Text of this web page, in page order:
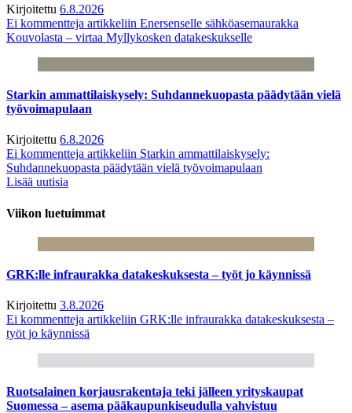
Kirjoitettu 6.8.2026
Ei kommentteja artikkeliin Enersenselle sähköasemaurakka
Kouvolasta – virtaa Myllykosken datakeskukselle
Starkin ammattilaiskysely: Suhdannekuopasta päädytään vielä
työvoimapulaan
Kirjoitettu 6.8.2026
Ei kommentteja artikkeliin Starkin ammattilaiskysely:
Suhdannekuopasta päädytään vielä työvoimapulaan
Lisää uutisia
Viikon luetuimmat
GRK:lle infraurakka datakeskuksesta – työt jo käynnissä
Kirjoitettu 3.8.2026
Ei kommentteja artikkeliin GRK:lle infraurakka datakeskuksesta –
työt jo käynnissä
Ruotsalainen korjausrakentaja teki jälleen yrityskaupat
Suomessa – asema pääkaupunkiseudulla vahvistuu